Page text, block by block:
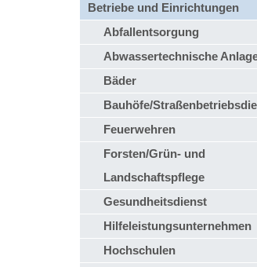
Betriebe und Einrichtungen
Abfallentsorgung
Abwassertechnische
Bäder
Bauhöfe/
Feuerwehren
Forsten/Grün- und
Landschaftspflege
Gesundheitsdienst
Hilfeleistungsunternehmen
Hochschulen